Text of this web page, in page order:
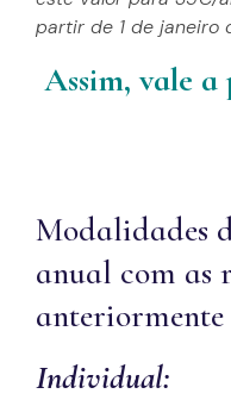
partir de 1 de janeiro
Assim, vale a
Modalidades
anual com as
anteriormente
Individual: